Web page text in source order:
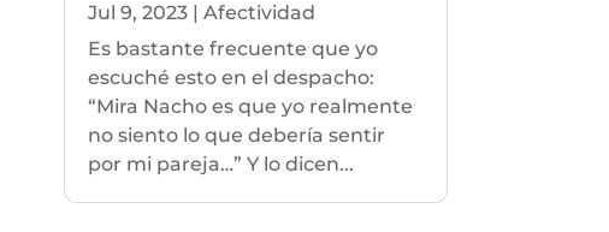
Jul 9, 2023| Afectividad
Es bastante frecuente que yo
escuché esto en el despacho:
“Mira Nacho es que yo realmente
no siento lo que debería sentir
por mi pareja…” Y lo dicen...